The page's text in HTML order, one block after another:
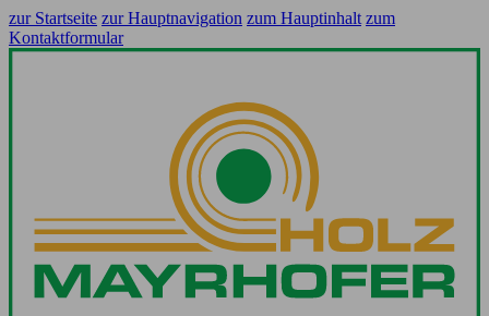
zur Startseite zur Hauptnavigation zum Hauptinhalt zum
Kontaktformular